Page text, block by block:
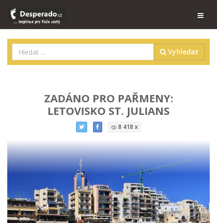
Vyhledat
ZADÁNO PRO PAŘMENY:
LETOVISKO ST. JULIANS
8 418 x